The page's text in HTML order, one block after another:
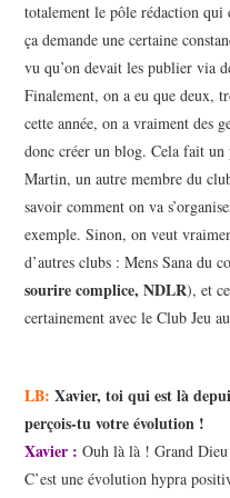
totalement le pôle rédaction qui
ça demande une certaine
vu qu’on devait les publier via
Finalement, on a eu que deux,
cette année, on a vraiment des
donc créer un blog. Cela fait un
Martin, un autre membre du
savoir comment on va
exemple. Sinon, on veut
d’autres clubs : Mens Sana du
sourire complice, NDLR), et
certainement avec le Club Jeu
LB: Xavier, toi qui est là
perçois-tu votre évolution !
Xavier :Ouh là là ! Grand
C’est une évolution hypra